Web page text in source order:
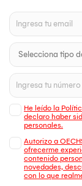
He leído la
declaro haber
personales.
Autorizo a
ofrecerme
contenido
novedades,
con lo que